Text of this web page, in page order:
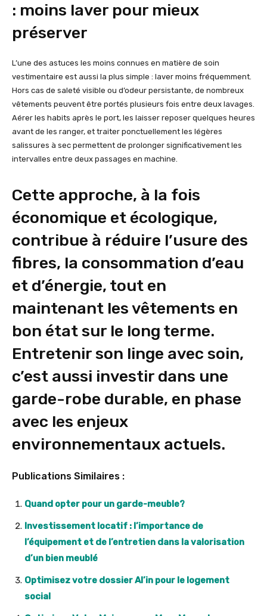
: moins laver pour mieux
préserver
L’une des astuces les moins connues en matière de soin
vestimentaire est aussi la plus simple : laver moins fréquemment.
Hors cas de saleté visible ou d’odeur persistante, de nombreux
vêtements peuvent être portés plusieurs fois entre deux lavages.
Aérer les habits après le port, les laisser reposer quelques heures
avant de les ranger, et traiter ponctuellement les légères
salissures à sec permettent de prolonger significativement les
intervalles entre deux passages en machine.
Cette approche, à la fois
économique et écologique,
contribue à réduire l’usure des
fibres, la consommation d’eau
et d’énergie, tout en
maintenant les vêtements en
bon état sur le long terme.
Entretenir son linge avec soin,
c’est aussi investir dans une
garde-robe durable, en phase
avec les enjeux
environnementaux actuels.
Publications Similaires :
Quand opter pour un garde-meuble?
Investissement locatif : l’importance de
l’équipement et de l’entretien dans la valorisation
d’un bien meublé
Optimisez votre dossier Al’in pour le logement
social